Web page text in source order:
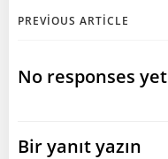
Post
navigation
PREVIOUS ARTICLE
No responses yet
Bir yanıt yazın